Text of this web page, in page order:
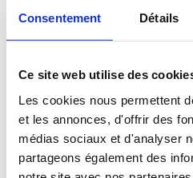
Consentement Détails
Ce site web utilise des
Les cookies nous permettent
et les annonces, d'offrir des
médias sociaux et d'analyser
partageons également des
simple!